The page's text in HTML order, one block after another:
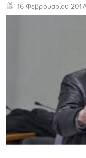
16 Φεβρουαρίου 2017